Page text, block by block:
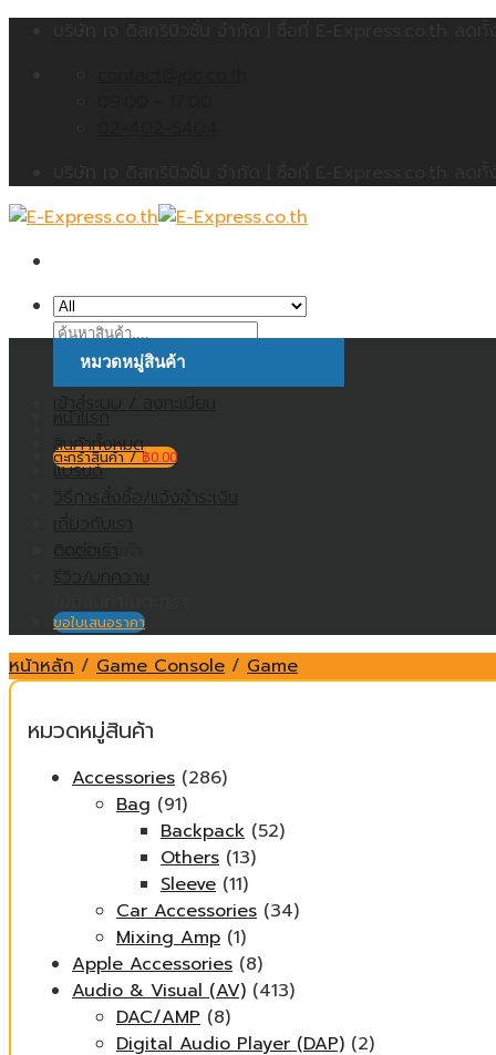
ค้นหา:
ตะกร้าสินค้า /฿0.00
ไม่มีสินค้าในตะกร้า
หมวดหมู่สินค้า
สินค้าทั้งหมด
แบรนด์
วิธีการสั่งซื้อ/แจ้งชำระเงิน
ขอใบเสนอราคา
หน้าหลัก / Game Console / Game
หมวดหมู่สินค้า
Accessories (286)
Bag (91)
Backpack (52)
Others (13)
Sleeve (11)
Car Accessories (34)
Mixing Amp (1)
Apple Accessories (8)
Audio & Visual (AV) (413)
DAC/AMP (8)
Digital Audio Player (DAP) (2)